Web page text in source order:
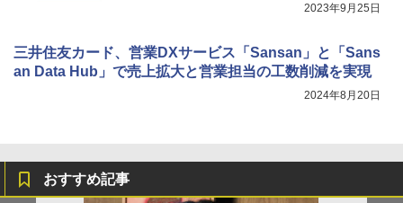
2023年9月25日
三井住友カード、営業DXサービス「Sansan」と「Sans
an Data Hub」で売上拡大と営業担当の工数削減を実現
2024年8月20日
おすすめ記事